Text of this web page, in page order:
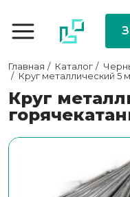
Главная Каталог
Круг металлический 5
Круг